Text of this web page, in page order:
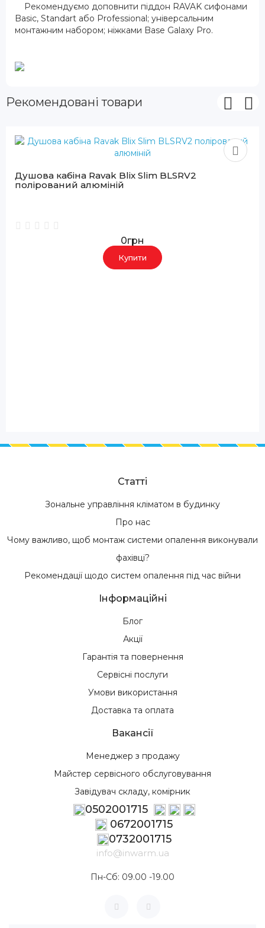
Рекомендуємо доповнити піддон RAVAK сифонами
Basic, Standart або Professional; універсальним
монтажним набором; ніжками Base Galaxy Pro.
Рекомендовані товари
Душова кабіна Ravak Blix Slim BLSRV2
полірований алюміній
0грн
Купити
Статті
Зональне управління кліматом в будинку
Про нас
Чому важливо, щоб монтаж системи опалення виконували
фахівці?
Рекомендації щодо систем опалення під час війни
Інформаційні
Блог
Акції
Гарантія та повернення
Сервісні послуги
Умови використання
Доставка та оплата
Вакансії
Менеджер з продажу
Майстер сервісного обслуговування
Завідувач складу, комірник
0502001715
0672001715
0732001715
info@inwarm.ua
Пн-Сб: 09.00 -19.00